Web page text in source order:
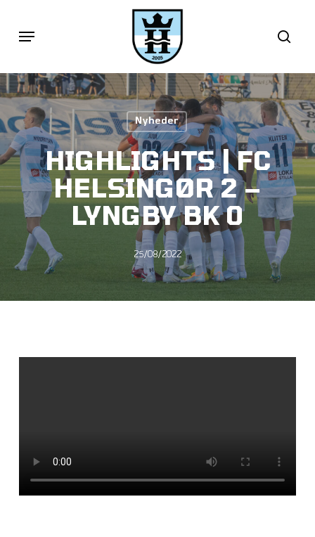
content
Menu
Nyheder
HIGHLIGHTS | FC
HELSINGØR 2 –
LYNGBY BK 0
25/08/2022